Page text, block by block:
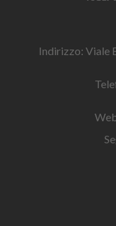
Indirizzo: Viale